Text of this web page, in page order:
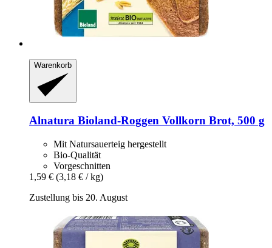
Warenkorb
Alnatura Bioland-​Roggen Vollkorn Brot, 500 g
Mit Natursauerteig hergestellt
Bio-Qualität
Vorgeschnitten
1,59 € (3,18 € / kg)
Zustellung bis 20. August